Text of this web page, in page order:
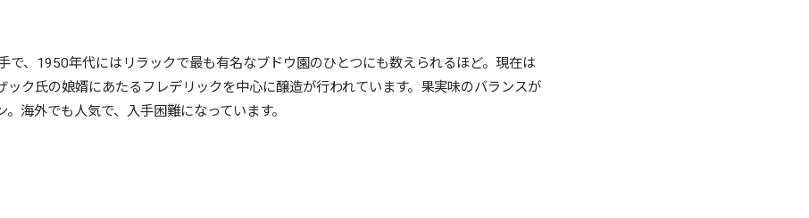
で、1950年代にはリラックで最も有名なブドウ園のひとつにも数えられるほど。現在は
ック氏の娘婿にあたるフレデリックを中心に醸造が行われています。果実味のバランスが
海外でも人気で、入手困難になっています。